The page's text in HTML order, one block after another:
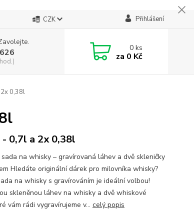
CZK Přihlášení
0ks
za 0 Kč
0,38l
0,7l a 2x 0,38l
na whisky – gravírovaná láhev a dvě skleničky
Hledáte originální dárek pro milovníka whisky?
na whisky s gravírováním je ideální volbou!
skleněnou láhev na whisky a dvě whiskové
vám rádi vygravírujeme v... celý popis